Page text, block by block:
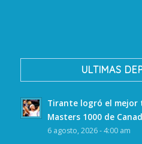
ULTIMAS
Tirante logró el mejor
Masters 1000 de
6 agosto, 2026 - 4:00 am